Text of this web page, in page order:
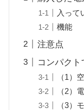
入って
機能
注意点
コンパク
（1）
（2）
（3）